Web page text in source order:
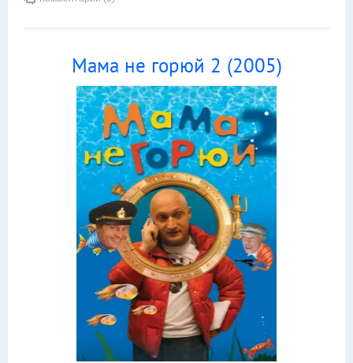
Мама не горюй 2 (2005)